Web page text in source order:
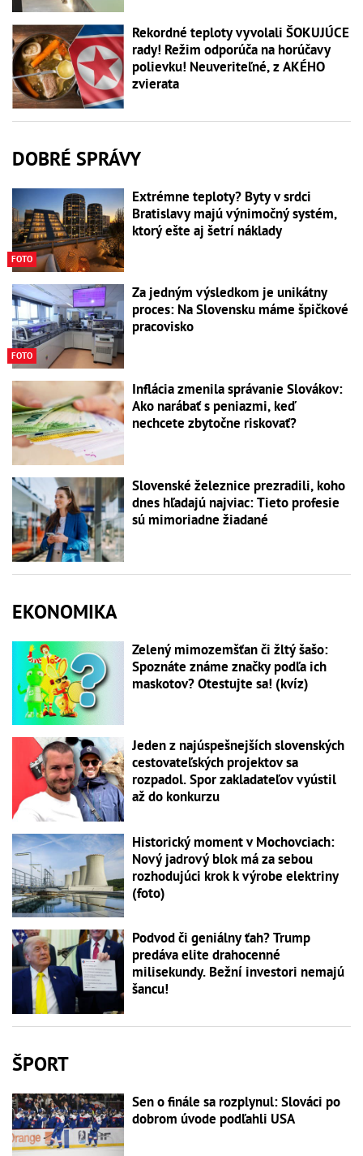
Rekordné teploty vyvolali ŠOKUJÚCE
rady! Režim odporúča na horúčavy
polievku! Neuveriteľné, z AKÉHO
zvierata
DOBRÉ SPRÁVY
FOTO
Extrémne teploty? Byty v srdci
Bratislavy majú výnimočný systém,
ktorý ešte aj šetrí náklady
FOTO
Za jedným výsledkom je unikátny
proces: Na Slovensku máme špičkové
pracovisko
Inflácia zmenila správanie Slovákov:
Ako narábať s peniazmi, keď
nechcete zbytočne riskovať?
Slovenské železnice prezradili, koho
dnes hľadajú najviac: Tieto profesie
sú mimoriadne žiadané
EKONOMIKA
Zelený mimozemšťan či žltý šašo:
Spoznáte známe značky podľa ich
maskotov? Otestujte sa! (kvíz)
Jeden z najúspešnejších slovenských
cestovateľských projektov sa
rozpadol. Spor zakladateľov vyústil
až do konkurzu
Historický moment v Mochovciach:
Nový jadrový blok má za sebou
rozhodujúci krok k výrobe elektriny
(foto)
Podvod či geniálny ťah? Trump
predáva elite drahocenné
milisekundy. Bežní investori nemajú
šancu!
ŠPORT
Sen o finále sa rozplynul: Slováci po
dobrom úvode podľahli USA